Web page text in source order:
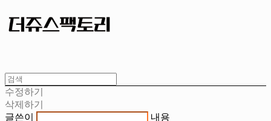
수정하기
삭제하기
글쓴이
내용